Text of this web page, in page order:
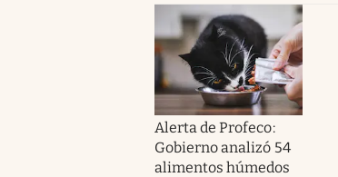
Alerta de Profeco:
Gobierno analizó 54
alimentos húmedos